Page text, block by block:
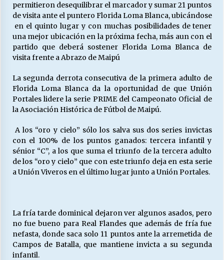
¿Asesores con doble sueldo?
18/04/2026
Chile y sus segmentos de la riqueza
permitieron desequilibrar el marcador y sumar 21 puntos
de visita ante el puntero Florida Loma Blanca, ubicándose
en el quinto lugar y con muchas posibilidades de tener
una mejor ubicación en la próxima fecha, más aun con el
partido que deberá sostener Florida Loma Blanca de
visita frente a Abrazo de Maipú
La segunda derrota consecutiva de la primera adulto de
Florida Loma Blanca da la oportunidad de que Unión
Portales lidere la serie PRIME del Campeonato Oficial de
la Asociación Histórica de Fútbol de Maipú.
A los “oro y cielo” sólo los salva sus dos series invictas
con el 100% de los puntos ganados: tercera infantil y
sénior “C”, a los que suma el triunfo de la tercera adulto
de los “oro y cielo” que con este triunfo deja en esta serie
a Unión Viveros en el último lugar junto a Unión Portales.
La fría tarde dominical dejaron ver algunos asados, pero
no fue bueno para Real Flandes que además de fría fue
nefasta, donde saca solo 11 puntos ante la arremetida de
Campos de Batalla, que mantiene invicta a su segunda
infantil.